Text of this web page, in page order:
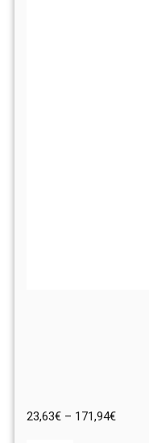
23,63€ – 171,94€Raspon